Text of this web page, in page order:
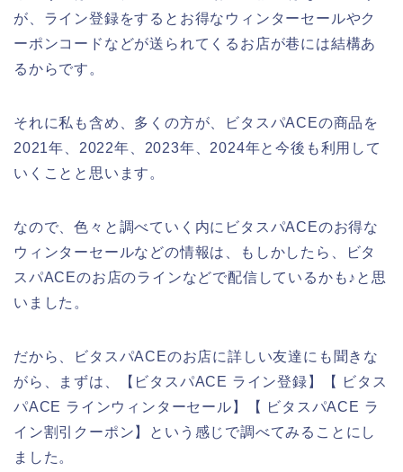
が、ライン登録をするとお得なウィンターセールやク
ーポンコードなどが送られてくるお店が巷には結構あ
るからです。
それに私も含め、多くの方が、ビタスパACEの商品を
2021年、2022年、2023年、2024年と今後も利用して
いくことと思います。
なので、色々と調べていく内にビタスパACEのお得な
ウィンターセールなどの情報は、もしかしたら、ビタ
スパACEのお店のラインなどで配信しているかも♪と思
いました。
だから、ビタスパACEのお店に詳しい友達にも聞きな
がら、まずは、【ビタスパACE ライン登録】【 ビタス
パACE ラインウィンターセール】【 ビタスパACE ラ
イン割引クーポン】という感じで調べてみることにし
ました。